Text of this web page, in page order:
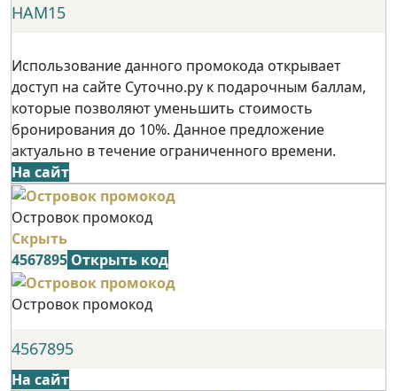
НАМ15
Использование данного промокода открывает
доступ на сайте Суточно.ру к подарочным баллам,
которые позволяют уменьшить стоимость
бронирования до 10%. Данное предложение
актуально в течение ограниченного времени.
На сайт
Островок промокод
Скрыть
4567895 Открыть код
Островок промокод
4567895
На сайт